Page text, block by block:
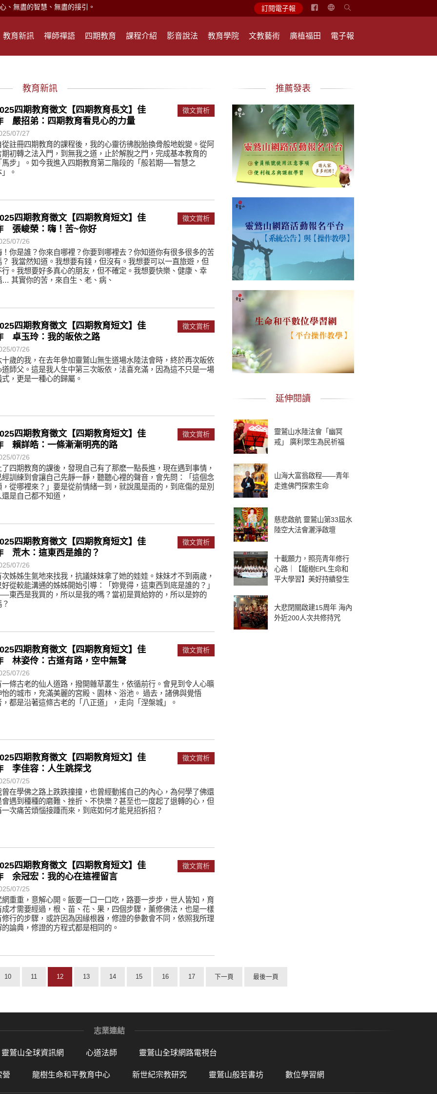
。
在？
，讓生命更寬廣。
沉澱，才能傾聽。
。
、無盡的智慧、無盡的接引。
。
，讓生命更寬廣。
業；正面積極樂觀，就是生活禪。
沉澱，才能傾聽。
訂閱電子報
简
中
教育新訊 禪師禪語 四期教育 課程介紹 影音說法 教育學院 文教藝術 廣植福田 電子報
教育新訊
四期教育徵文【四期教育長文】佳
嚴招弟：四期教育看見心的力量
07/27
從註冊四期教育的課程後，我的心靈彷彿脫胎換骨般地蛻變。從阿
期初轉之法入門，到無我之道，止於解脫之門，完成基本教育的
馬步」。如今我進入四期教育第二階段的「般若期──智慧之
。
徵文賞析
四期教育徵文【四期教育短文】佳
張峻榮：嗨！苦~你好
07/26
！你是誰？你來自哪裡？你要到哪裡去？你知道你有很多很多的苦
？ 我當然知道。我想要有錢，但沒有。我想要可以一直旅遊，但
行。我想要好多真心的朋友，但不確定。我想要快樂、健康、幸
… 其實你的苦，來自生、老、病、
徵文賞析
四期教育徵文【四期教育短文】佳
卓玉玲：我的皈依之路
07/26
十歲的我，在去年參加靈鷲山無生道場水陸法會時，終於再次皈依
道師父。這是我人生中第三次皈依，法喜充滿，因為這不只是一場
式，更是一種心的歸屬。
徵文賞析
四期教育徵文【四期教育短文】佳
賴詳皓：一條漸漸明亮的路
07/26
了四期教育的課後，發現自己有了那麽一點長進，現在遇到事情，
經訓練到會讓自己先靜一靜，聽聽心裡的聲音，會先問：「這個念
，從哪裡來？」要是從前情緒一到，就說風是雨的，到底傷的是別
還是自己都不知道，
徵文賞析
四期教育徵文【四期教育短文】佳
荒木：這東西是誰的？
07/26
次姊姊生氣地來找我，抗議妹妹拿了她的娃娃。妹妹才不到兩歲，
好從較能溝通的姊姊開始引導：「妳覺得，這東西到底是誰的？」
東西是我買的，所以是我的嗎？當初是買給妳的，所以是妳的
徵文賞析
四期教育徵文【四期教育短文】佳
林姿伶：古道有路，空中無聲
07/26
一條古老的仙人道路，撥開雜草叢生，依循前行。會見到令人心曠
怡的城市，充滿美麗的宮殿、園林、浴池。 過去，諸佛與覺悟
，都是沿著這條古老的「八正道」，走向「涅槃城」。
徵文賞析
四期教育徵文【四期教育短文】佳
李佳容：人生跳探戈
07/25
曾在學佛之路上跌跌撞撞，也曾經動搖自己的內心，為何學了佛還
會遇到種種的磨難、挫折、不快樂？甚至也一度起了退轉的心，但
一次痛苦煩惱接踵而來，到底如何才能見招拆招？
徵文賞析
四期教育徵文【四期教育短文】佳
余冠宏：我的心在這裡留言
07/25
網重重，意解心開。飯要一口一口吃，路要一步步，世人皆知，育
成才需要經過，根、苗、花、果，四個步驟，薰修佛法，也是一樣
修行的步驟，或許因為因緣根器，修證的參數會不同，依照我所理
的論典，修證的方程式都是相同的。
徵文賞析
推薦發表
延伸閱讀
靈鷲山水陸法會「幽冥
戒」 廣利眾生為民祈福
山海大富翁啟程——青年
走進佛門探索生命
慈悲啟航 靈鷲山第33屆水
陸空大法會灑淨啟壇
十載願力，照亮青年修行
心路｜【龍樹EPL生命和
平大學習】美好持續發生
大悲閉關啟建15周年 海內
外近200人次共修持咒
10 11 12 13 14 15 16 17 下一頁 最後一頁
志業連結
靈鷲山全球資訊網 心道法師 靈鷲山全球網路電視台
營 龍樹生命和平教育中心 新世紀宗教研究 靈鷲山般若書坊 數位學習網